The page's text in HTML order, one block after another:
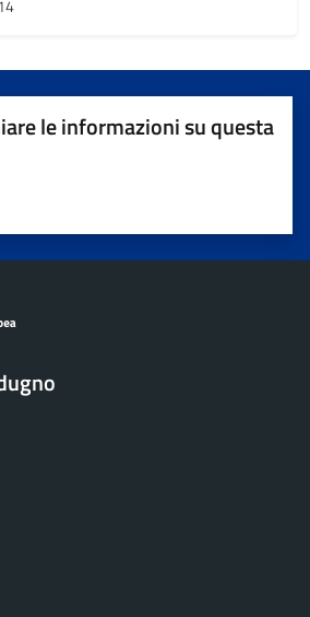
le informazioni su questa
5 stelle su 5
su 5
su 5
5